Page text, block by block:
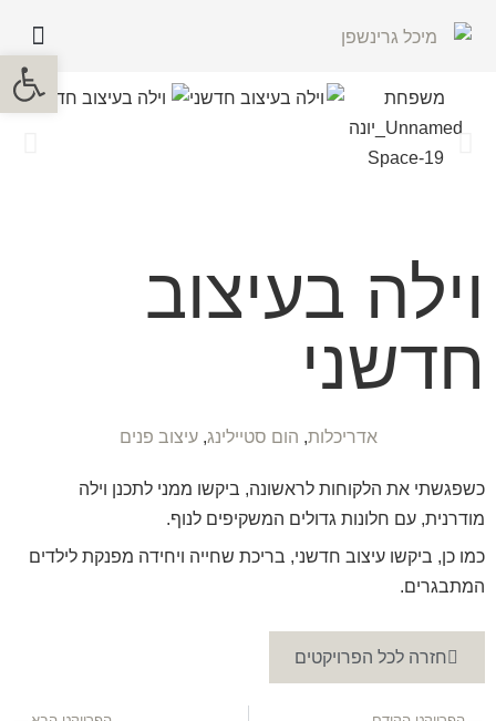
וילה בעיצוב
חדשני
אדריכלות, הום סטיילינג,עיצוב פנים
כשפגשתי את הלקוחות לראשונה, ביקשו ממני לתכנן וילה
מודרנית, עם חלונות גדולים המשקיפים לנוף.
כמו כן, ביקשו עיצוב חדשני, בריכת שחייה ויחידה מפנקת לילדים
המתבגרים.
חזרה לכל הפרויקטים
פתח